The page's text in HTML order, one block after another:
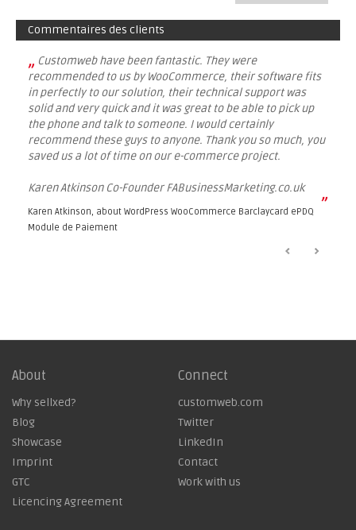
Commentaires des clients
„ Customweb have been fantastic. They were
recommended to us by WooCommerce, their software fits
in perfectly to our solution, their technical support was
solid and very quick and it was great to be able to pick up
the phone and talk to someone. I would certainly
recommend these guys to anyone. Thank you so much, you
saved us a lot of time on our e-commerce project.
Karen Atkinson Co-Founder FABusinessMarketing.co.uk
”
Karen Atkinson, about WordPress WooCommerce Barclaycard ePDQ
Module de Paiement
About
Why sellxed?
Blog
Showcase
Imprint
GTC
Licencing Agreement
Connect
customweb.com
Twitter
LinkedIn
Contact
Work with us